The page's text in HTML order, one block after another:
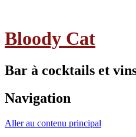
Bloody Cat
Bar à cocktails et
Navigation
Aller au contenu principal